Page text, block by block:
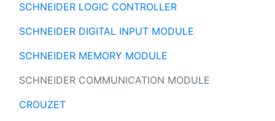
SCHNEIDER LOGIC CONTROLLER
SCHNEIDER DIGITAL INPUT MODULE
SCHNEIDER MEMORY MODULE
SCHNEIDER COMMUNICATION MODULE
CROUZET